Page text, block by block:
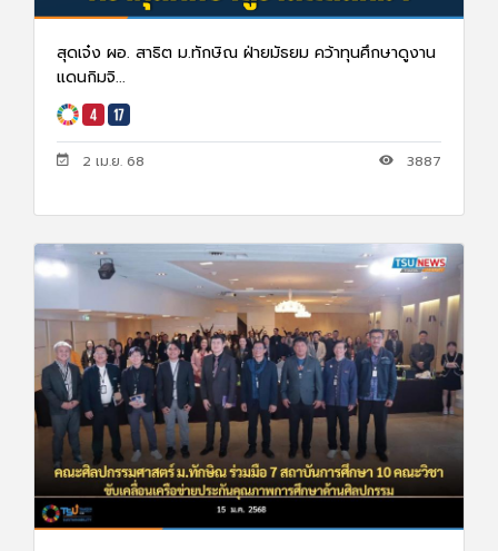
สุดเจ๋ง ผอ. สาธิต ม.ทักษิณ ฝ่ายมัธยม คว้าทุนศึกษาดูงาน
แดนกิมจิ...
2 เม.ย. 68 3887